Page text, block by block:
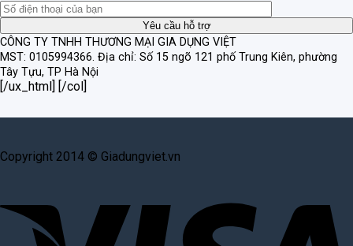
CÔNG TY TNHH THƯƠNG MẠI GIA DỤNG VIỆT
MST: 0105994366. Địa chỉ: Số 15 ngõ 121 phố Trung Kiên, phường
Tây Tựu, TP Hà Nội
[/ux_html] [/col]
Copyright 2014 © Giadungviet.vn